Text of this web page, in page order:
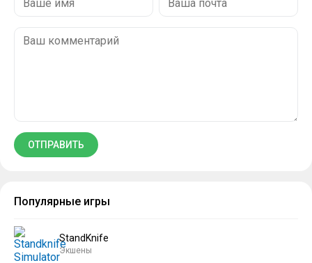
Популярные игры
StandKnife
Экшены